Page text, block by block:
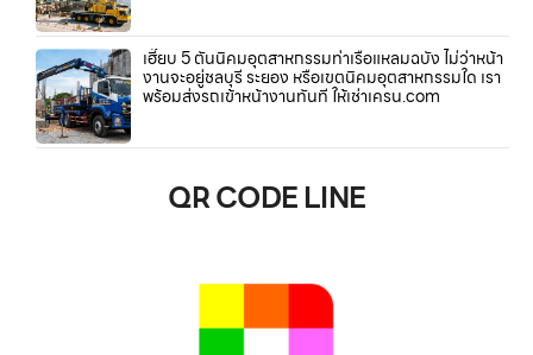
เฮี๊ยบ 5 ตันนิคมอุตสาหกรรมท่าเรือแหลมฉบัง ไม่ว่าหน้า
งานจะอยู่ชลบุรี ระยอง หรือเขตนิคมอุตสาหกรรมใด เรา
พร้อมส่งรถเข้าหน้างานทันที ให้เช่าเครน.com
QR CODE LINE